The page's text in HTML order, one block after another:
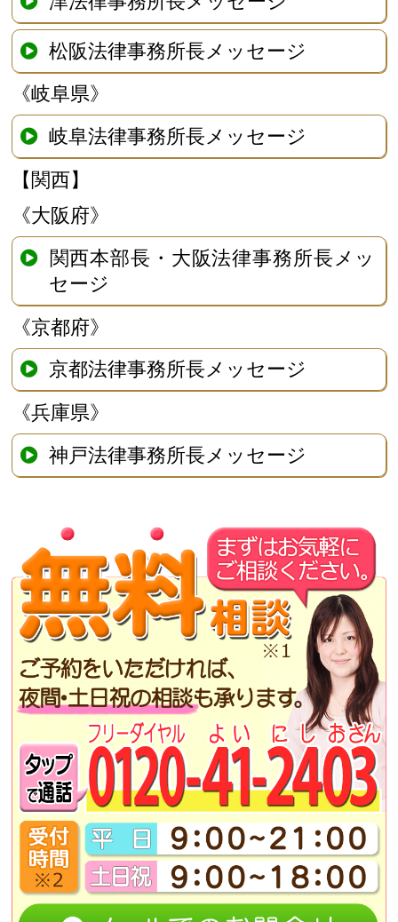
松阪法律事務所長メッセージ
《岐阜県》
岐阜法律事務所長メッセージ
【関西】
《大阪府》
関西本部長・大阪法律事務所長メッ
セージ
《京都府》
京都法律事務所長メッセージ
《兵庫県》
神戸法律事務所長メッセージ